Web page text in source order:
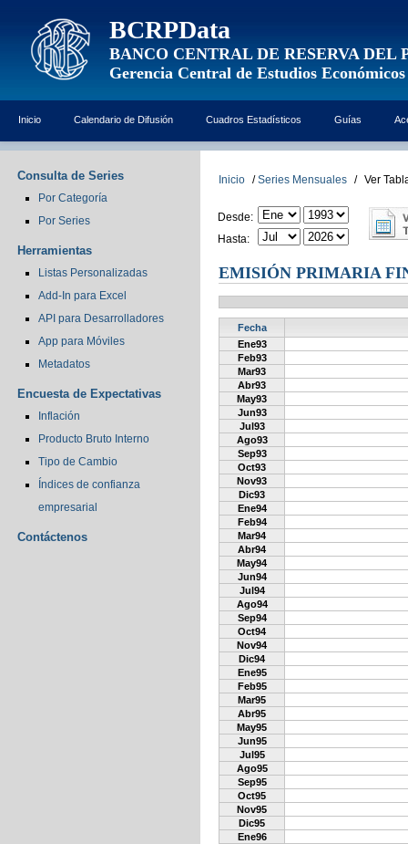
BCRPData
BANCO CENTRAL DE RESERVA DEL
Gerencia Central de Estudios Económicos
Inicio Calendario de Difusión Cuadros Estadísticos Guías
Consulta de Series
Por Categoría
Por Series
Herramientas
Listas Personalizadas
Add-In para Excel
API para Desarrolladores
App para Móviles
Metadatos
Encuesta de Expectativas
Inflación
Producto Bruto Interno
Tipo de Cambio
Índices de confianza
empresarial
Contáctenos
Inicio / Series Mensuales / Ver
Desde:
Hasta:
EMISIÓN PRIMARIA
Fecha
Ene93
Feb93
Mar93
Abr93
May93
Jun93
Jul93
Ago93
Sep93
Oct93
Nov93
Dic93
Ene94
Feb94
Mar94
Abr94
May94
Jun94
Jul94
Ago94
Sep94
Oct94
Nov94
Dic94
Ene95
Feb95
Mar95
Abr95
May95
Jun95
Jul95
Ago95
Sep95
Oct95
Nov95
Dic95
Ene96